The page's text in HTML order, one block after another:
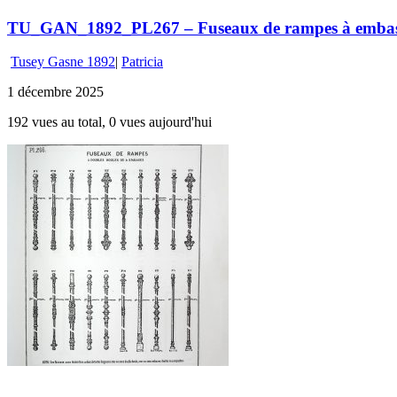
TU_GAN_1892_PL267 – Fuseaux de rampes à
Tusey Gasne 1892| Patricia
1 décembre 2025
192 vues au total, 0 vues aujourd'hui